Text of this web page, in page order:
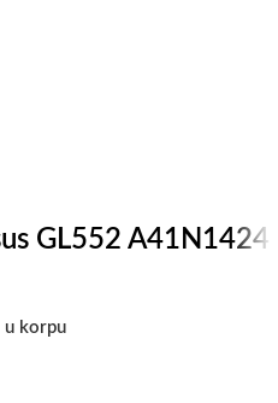
GL552 A41N1424
u korpu